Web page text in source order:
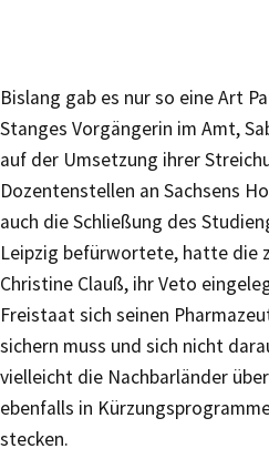
Bislang gab es nur so eine Art
Stanges Vorgängerin im Amt,
auf der Umsetzung ihrer
Dozentenstellen an Sachsens
auch die Schließung des
Leipzig befürwortete, hatte die
Christine Clauß, ihr Veto
Freistaat sich seinen
sichern muss und sich nicht
vielleicht die Nachbarländer
ebenfalls in
stecken.